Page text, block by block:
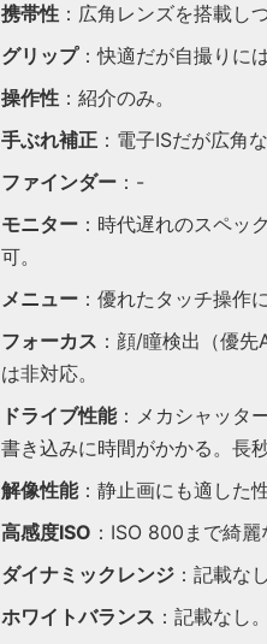
携帯性 ：広角レンズを搭載し
グリップ：快適だが自撮りに
操作性 ：紹介のみ。
手ぶれ補正 ：電子ISだが広角
ファインダー ：-
モニター ：時代遅れのスペッ
可。
メニュー ：優れたタッチ操作
フォーカス ：顔/瞳検出（優
は非対応。
ドライブ性能：メカシャッタ
書き込みに時間がかかる。長
解像性能：静止画にも適した
高感度ISO ：ISO 800まで綺
ダイナミックレンジ ：記載なし
ホワイトバランス ：記載なし。